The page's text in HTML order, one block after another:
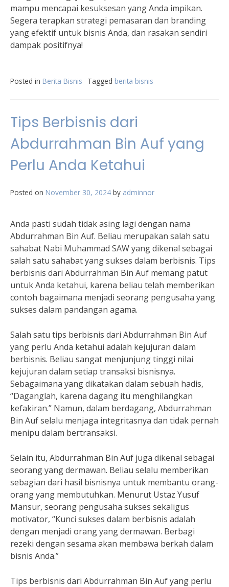
mampu mencapai kesuksesan yang Anda impikan.
Segera terapkan strategi pemasaran dan branding
yang efektif untuk bisnis Anda, dan rasakan sendiri
dampak positifnya!
Posted in Berita Bisnis Tagged berita bisnis
Tips Berbisnis dari
Abdurrahman Bin Auf yang
Perlu Anda Ketahui
Posted on November 30, 2024 by adminnor
Anda pasti sudah tidak asing lagi dengan nama
Abdurrahman Bin Auf. Beliau merupakan salah satu
sahabat Nabi Muhammad SAW yang dikenal sebagai
salah satu sahabat yang sukses dalam berbisnis. Tips
berbisnis dari Abdurrahman Bin Auf memang patut
untuk Anda ketahui, karena beliau telah memberikan
contoh bagaimana menjadi seorang pengusaha yang
sukses dalam pandangan agama.
Salah satu tips berbisnis dari Abdurrahman Bin Auf
yang perlu Anda ketahui adalah kejujuran dalam
berbisnis. Beliau sangat menjunjung tinggi nilai
kejujuran dalam setiap transaksi bisnisnya.
Sebagaimana yang dikatakan dalam sebuah hadis,
“Daganglah, karena dagang itu menghilangkan
kefakiran.” Namun, dalam berdagang, Abdurrahman
Bin Auf selalu menjaga integritasnya dan tidak pernah
menipu dalam bertransaksi.
Selain itu, Abdurrahman Bin Auf juga dikenal sebagai
seorang yang dermawan. Beliau selalu memberikan
sebagian dari hasil bisnisnya untuk membantu orang-
orang yang membutuhkan. Menurut Ustaz Yusuf
Mansur, seorang pengusaha sukses sekaligus
motivator, “Kunci sukses dalam berbisnis adalah
dengan menjadi orang yang dermawan. Berbagi
rezeki dengan sesama akan membawa berkah dalam
bisnis Anda.”
Tips berbisnis dari Abdurrahman Bin Auf yang perlu